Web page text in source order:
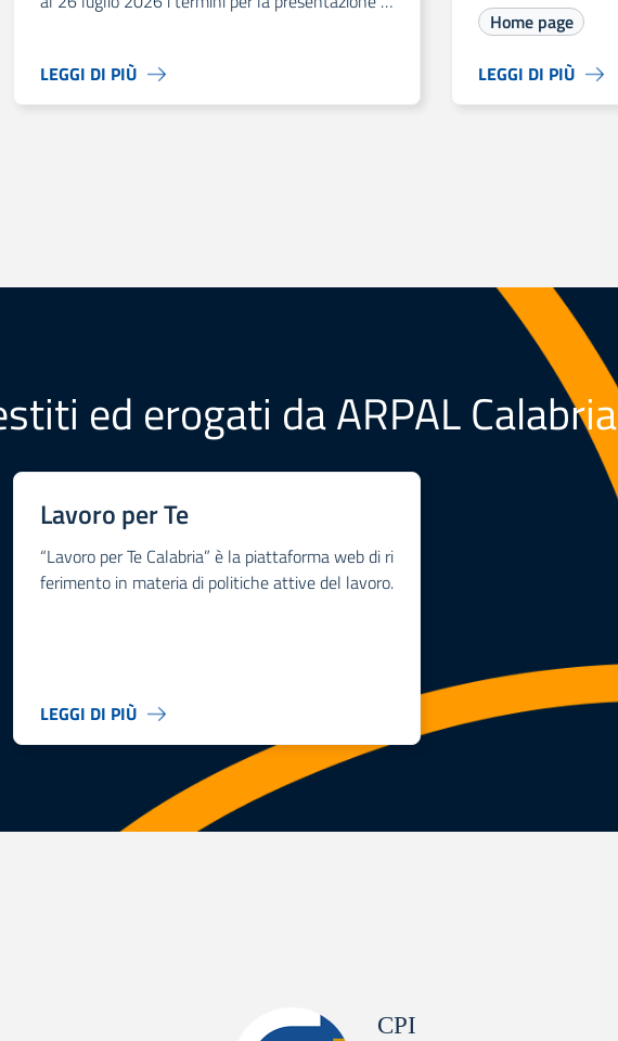
i imprese sociali nell’Area Reventino-Savuto.
LEGGI DI PIÙ
Home page
LEGGI DI PIÙ
ed erogati da ARPAL Calabria
Lavoro per Te
“Lavoro per Te Calabria” è la piattaforma web di ri
ferimento in materia di politiche attive del lavoro.
LEGGI DI PIÙ
CPI